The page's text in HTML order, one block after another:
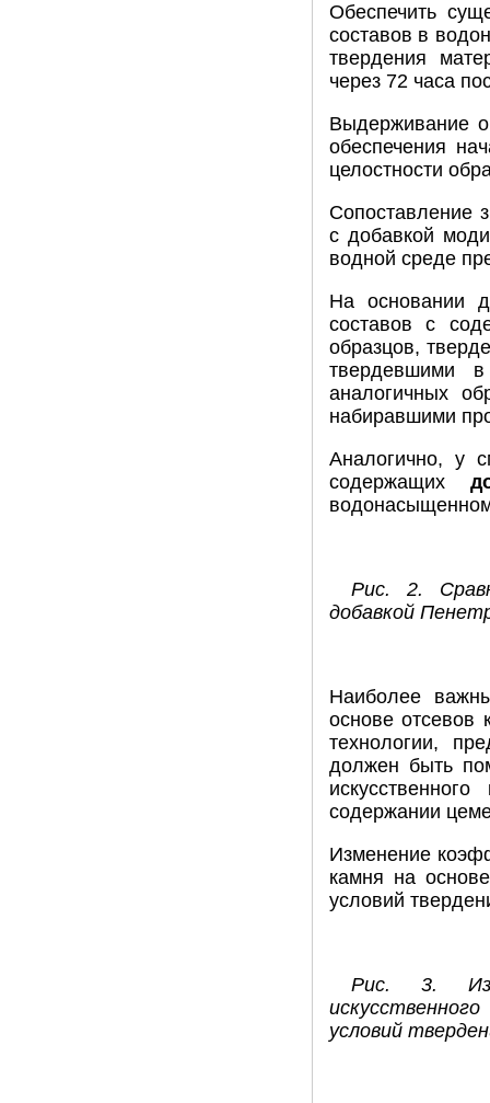
Обеспечить
составов в
твердения
через 72 часа
Выдерживание
обеспечения
целостности
Сопоставление
с добавкой
водной среде
На основании
составов с
образцов,
твердевшими
аналогичных
набиравшими
Аналогично, у
содержащих
Рис. 2.
добавкой
Наиболее
основе отсевов
технологии,
должен быть
содержании
Изменение
камня на
условий
Рис. 3.
условий